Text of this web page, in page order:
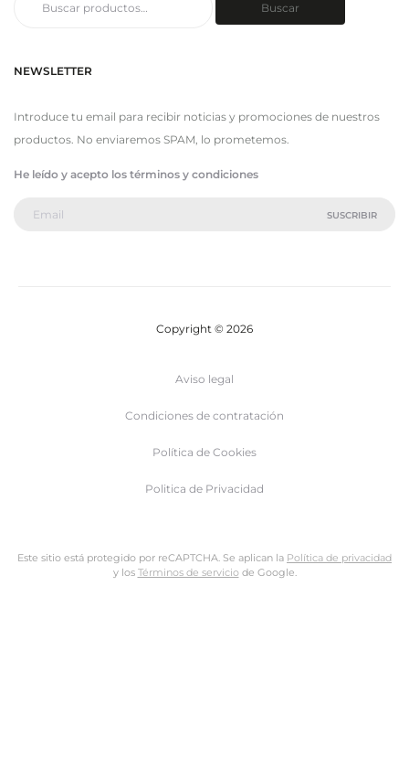
Buscar
NEWSLETTER
Introduce tu email para recibir noticias y promociones de nuestros
productos. No enviaremos SPAM, lo prometemos.
He leído y acepto los términos y condiciones
Copyright © 2026
Aviso legal
Condiciones de contratación
Política de Cookies
Politica de Privacidad
Este sitio está protegido por reCAPTCHA. Se aplican la Política de privacidad
y los Términos de serviciode Google.